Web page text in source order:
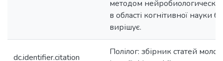
методом
в області когнітивної науки
вирішує.
dc.identifier.citation
Полілог: збірник статей